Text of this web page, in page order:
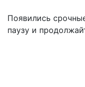
Появились
паузу и